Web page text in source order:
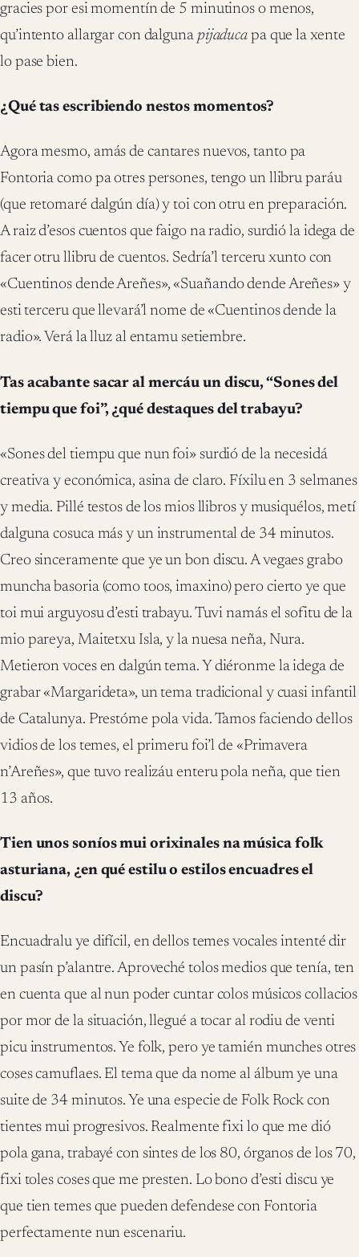
gracies por esi momentín de 5 minutinos o menos,
qu’intento allargar con dalguna pijaduca pa que la xente
lo pase bien.
¿Qué tas escribiendo nestos momentos?
Agora mesmo, amás de cantares nuevos, tanto pa
Fontoria como pa otres persones, tengo un llibru paráu
(que retomaré dalgún día) y toi con otru en preparación.
A raiz d’esos cuentos que faigo na radio, surdió la idega de
facer otru llibru de cuentos. Sedría’l terceru xunto con
«Cuentinos dende Areñes», «Suañando dende Areñes» y
esti terceru que llevará’l nome de «Cuentinos dende la
radio». Verá la lluz al entamu setiembre.
Tas acabante sacar al mercáu un discu, “Sones del
tiempu que foi”, ¿qué destaques del trabayu?
«Sones del tiempu que nun foi» surdió de la necesidá
creativa y económica, asina de claro. Fíxilu en 3 selmanes
y media. Pillé testos de los mios llibros y musiquélos, metí
dalguna cosuca más y un instrumental de 34 minutos.
Creo sinceramente que ye un bon discu. A vegaes grabo
muncha basoria (como toos, imaxino) pero cierto ye que
toi mui arguyosu d’esti trabayu. Tuvi namás el sofitu de la
mio pareya, Maitetxu Isla, y la nuesa neña, Nura.
Metieron voces en dalgún tema. Y diéronme la idega de
grabar «Margarideta», un tema tradicional y cuasi infantil
de Catalunya. Prestóme pola vida. Tamos faciendo dellos
vidios de los temes, el primeru foi’l de «Primavera
n’Areñes», que tuvo realizáu enteru pola neña, que tien
13 años.
Tien unos soníos mui orixinales na música folk
asturiana, ¿en qué estilu o estilos encuadres el
discu?
Encuadralu ye difícil, en dellos temes vocales intenté dir
un pasín p’alantre. Aproveché tolos medios que tenía, ten
en cuenta que al nun poder cuntar colos músicos collacios
por mor de la situación, llegué a tocar al rodiu de venti
picu instrumentos. Ye folk, pero ye tamién munches otres
coses camuflaes. El tema que da nome al álbum ye una
suite de 34 minutos. Ye una especie de Folk Rock con
tientes mui progresivos. Realmente fixi lo que me dió
pola gana, trabayé con sintes de los 80, órganos de los 70,
fixi toles coses que me presten. Lo bono d’esti discu ye
que tien temes que pueden defendese con Fontoria
perfectamente nun escenariu.